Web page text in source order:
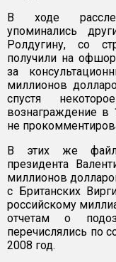
В ходе
упоминались
Ролдугину, со
получили на
за
миллионов
спустя
вознаграждение в
не
В этих же
президента
миллионов
с Британских
российскому
отчетам о
перечислялись по
2008 год.